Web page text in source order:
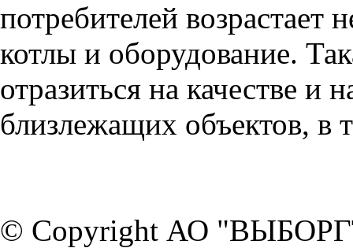
потребителей возрастает
котлы и оборудование.
отразиться на качестве и
близлежащих объектов,
© Copyright АО